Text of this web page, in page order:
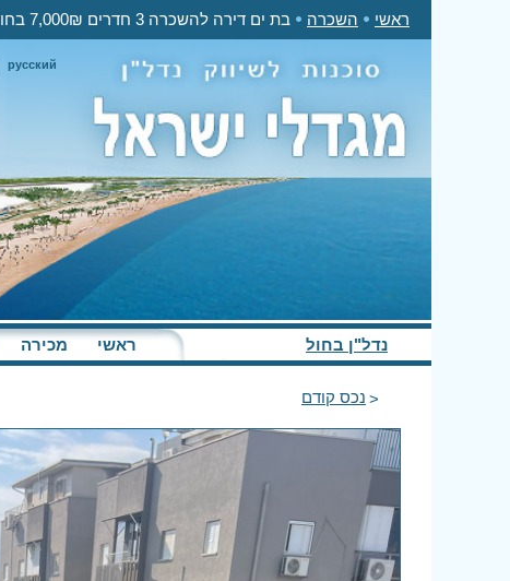
ראשי השכרה בת ים דירה להשכרה 3 חדרים 7,000₪ בחודש
русский
נדל"ן בחול ראשי מכירה
נכס קודם